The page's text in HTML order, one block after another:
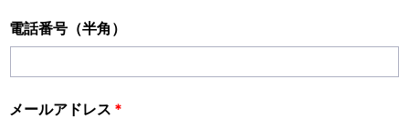
電話番号（半角）
メールアドレス *